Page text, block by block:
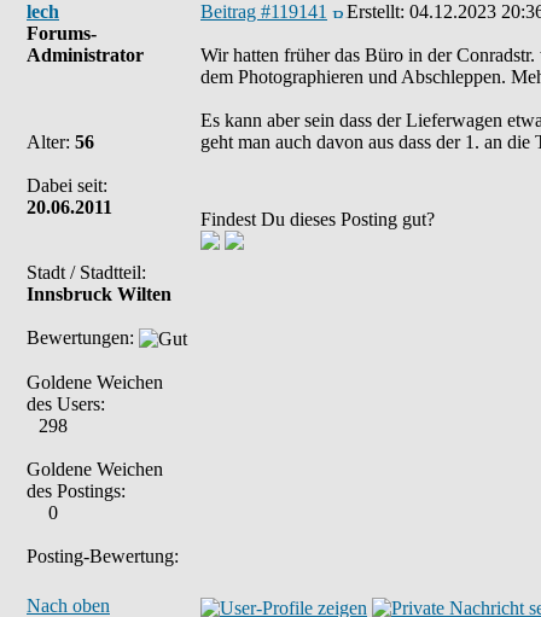
lech
Forums-
Administrator
Alter: 56
Dabei seit:
20.06.2011
Stadt / Stadtteil:
Innsbruck Wilten
Bewertungen:
Goldene Weichen
des Users:
298
Goldene Weichen
des Postings:
0
Posting-Bewertung:
Beitrag #119141 Erstellt: 04.12.2023
Wir hatten früher das Büro in der
dem Photographieren und Abschleppen.
Es kann aber sein dass der Lieferwagen
geht man auch davon aus dass der 1. an
Findest Du dieses Posting gut?
Nach oben